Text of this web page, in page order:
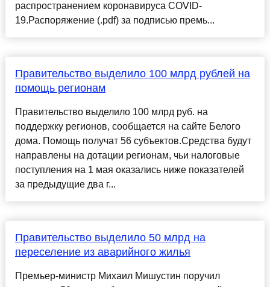
распространением коронавируса COVID-
19.Распоряжение (.pdf) за подписью премь...
Правительство выделило 100 млрд рублей на
помощь регионам
Правительство выделило 100 млрд руб. на
поддержку регионов, сообщается на сайте Белого
дома. Помощь получат 56 субъектов.Средства будут
направлены на дотации регионам, чьи налоговые
поступления на 1 мая оказались ниже показателей
за предыдущие два г...
Правительство выделило 50 млрд на
переселение из аварийного жилья
Премьер-министр Михаил Мишустин поручил